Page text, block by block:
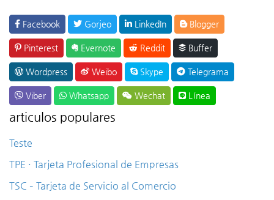
Facebook Gorjeo LinkedIn Blogger
Pinterest Evernote Reddit Buffer
Wordpress Weibo Skype Telegrama
Viber Whatsapp Wechat Línea
articulos populares
Teste
TPE · Tarjeta Profesional de Empresas
TSC – Tarjeta de Servicio al Comercio